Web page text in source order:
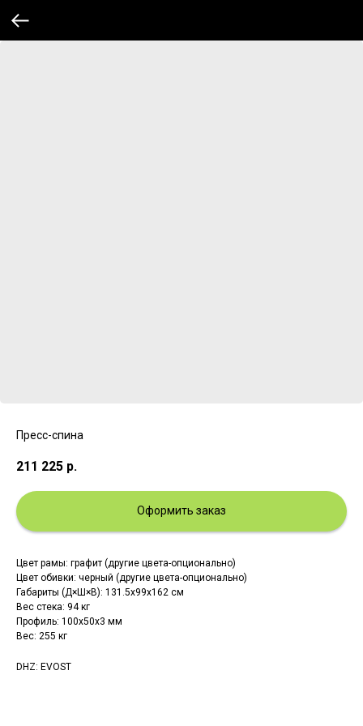
Пресс-спина
211 225 р.
Оформить заказ
Цвет рамы: графит (другие цвета-опционально)
Цвет обивки: черный (другие цвета-опционально)
Габариты (Д×Ш×В): 131.5x99x162 см
Вес стека: 94 кг
Профиль: 100х50х3 мм
Вес: 255 кг
DHZ: EVOST